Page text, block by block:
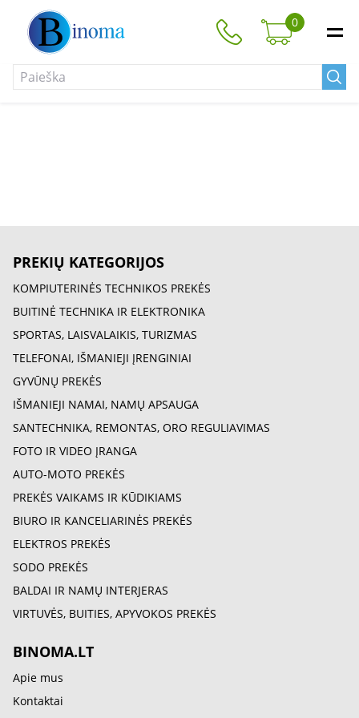
0
PREKIŲ KATEGORIJOS
KOMPIUTERINĖS TECHNIKOS PREKĖS
BUITINĖ TECHNIKA IR ELEKTRONIKA
SPORTAS, LAISVALAIKIS, TURIZMAS
TELEFONAI, IŠMANIEJI ĮRENGINIAI
GYVŪNŲ PREKĖS
IŠMANIEJI NAMAI, NAMŲ APSAUGA
SANTECHNIKA, REMONTAS, ORO REGULIAVIMAS
FOTO IR VIDEO ĮRANGA
AUTO-MOTO PREKĖS
PREKĖS VAIKAMS IR KŪDIKIAMS
BIURO IR KANCELIARINĖS PREKĖS
ELEKTROS PREKĖS
SODO PREKĖS
BALDAI IR NAMŲ INTERJERAS
VIRTUVĖS, BUITIES, APYVOKOS PREKĖS
BINOMA.LT
Apie mus
Kontaktai